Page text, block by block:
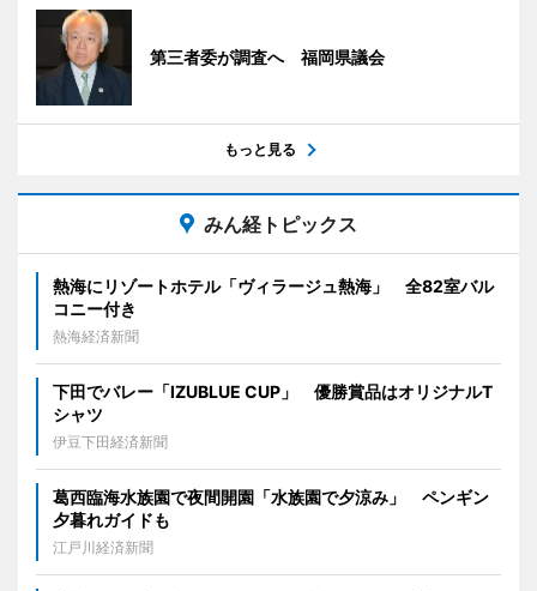
第三者委が調査へ 福岡県議会
もっと見る
みん経トピックス
熱海にリゾートホテル「ヴィラージュ熱海」 全82室バル
コニー付き
熱海経済新聞
下田でバレー「IZUBLUE CUP」 優勝賞品はオリジナルT
シャツ
伊豆下田経済新聞
葛西臨海水族園で夜間開園「水族園で夕涼み」 ペンギン
夕暮れガイドも
江戸川経済新聞